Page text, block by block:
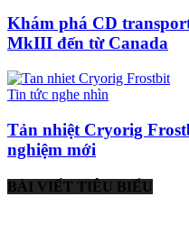
Khám phá CD
MkIII đến từ Canada
Tin tức nghe nhìn
Tản nhiệt Cryorig
nghiệm mới
BÀI VIẾT TIÊU BIỂU